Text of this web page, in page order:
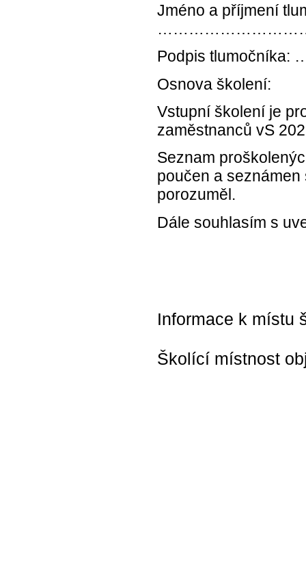
Jméno a příjmení
Podpis
Osnova školení:
Vstupní školení je
zaměstnanců vS
Seznam
poučen a
porozuměl.
Dále souhlasím s
Informace k místu
Školící místnost